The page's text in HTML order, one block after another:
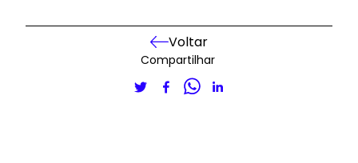
Voltar
Compartilhar